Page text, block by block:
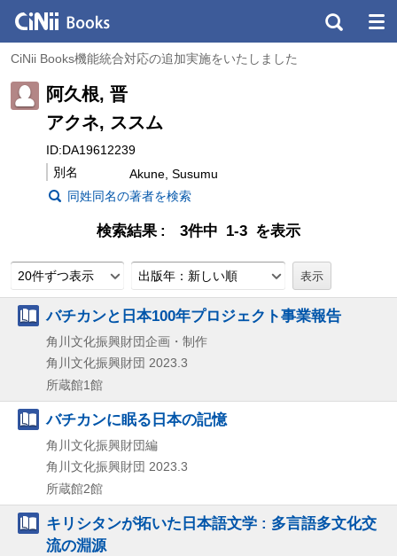
CiNii Books機能統合対応の追加実施をいたしました
阿久根, 晋
アクネ, ススム
ID:DA19612239
別名
Akune, Susumu
同姓同名の著者を検索
検索結果 3件中 1-3 を表示
20件ずつ表示 出版年：新しい順
バチカンと日本100年プロジェクト事業報告
角川文化振興財団企画・制作
角川文化振興財団 2023.3
所蔵館1館
バチカンに眠る日本の記憶
角川文化振興財団編
角川文化振興財団 2023.3
所蔵館2館
キリシタンが拓いた日本語文学 : 多言語多文化交
流の淵源